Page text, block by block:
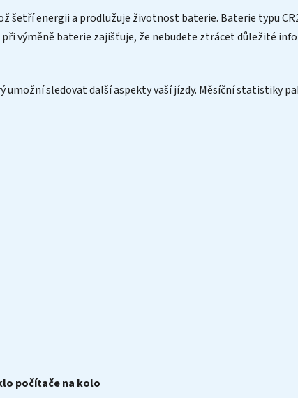
šetří energii a prodlužuje životnost baterie. Baterie typu
výměně baterie zajišťuje, že nebudete ztrácet důležité
sledovat další aspekty vaší jízdy. Měsíční statistiky
počítače na kolo